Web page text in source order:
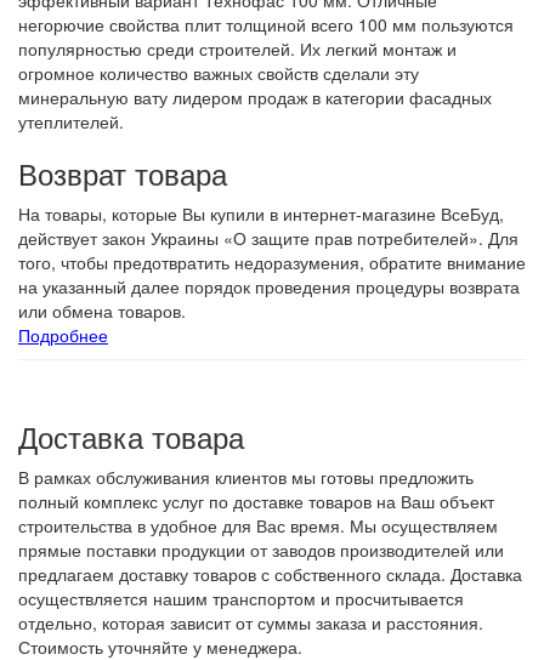
негорючие свойства плит толщиной всего 100 мм пользуются
популярностью среди строителей. Их легкий монтаж и
огромное количество важных свойств сделали эту
минеральную вату лидером продаж в категории фасадных
утеплителей.
Возврат товара
На товары, которые Вы купили в интернет-магазине ВсеБуд,
действует закон Украины «О защите прав потребителей». Для
того, чтобы предотвратить недоразумения, обратите внимание
на указанный далее порядок проведения процедуры возврата
или обмена товаров.
Подробнее
Доставка товара
В рамках обслуживания клиентов мы готовы предложить
полный комплекс услуг по доставке товаров на Ваш объект
строительства в удобное для Вас время. Мы осуществляем
прямые поставки продукции от заводов производителей или
предлагаем доставку товаров с собственного склада. Доставка
осуществляется нашим транспортом и просчитывается
отдельно, которая зависит от суммы заказа и расстояния.
Стоимость уточняйте у менеджера.